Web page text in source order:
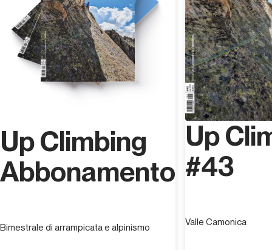
ma non si sa mai dove potrebbe capitare domani (basta
che ci siano delle montagne).
Up Climbing
Abbonamento
Bimestrale di arrampicata e alpinismo
Up
#43
Valle Camonica